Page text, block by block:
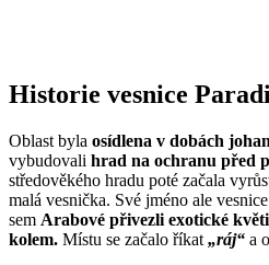
Historie vesnice
Oblast byla osídlena v dobách
vybudovali hrad na ochranu před
středověkého hradu poté začala
malá vesnička. Své jméno ale
sem Arabové přivezli exotické
kolem. Místu se začalo říkat „ráj“ a